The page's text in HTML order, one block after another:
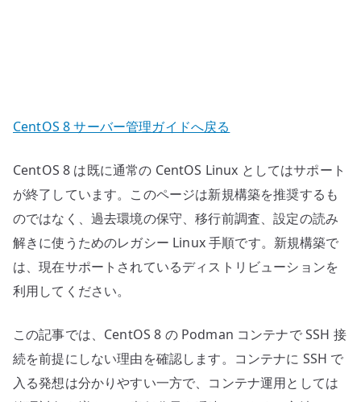
へ
CentOS 8 サーバー管理ガイドへ戻る
CentOS 8 は既に通常の CentOS Linux としてはサポート
が終了しています。このページは新規構築を推奨するも
のではなく、過去環境の保守、移行前調査、設定の読み
解きに使うためのレガシー Linux 手順です。新規構築で
は、現在サポートされているディストリビューションを
利用してください。
この記事では、CentOS 8 の Podman コンテナで SSH 接
続を前提にしない理由を確認します。コンテナに SSH で
入る発想は分かりやすい一方で、コンテナ運用としては